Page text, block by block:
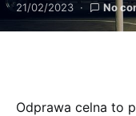
21/02/2023 No
Odprawa celna to